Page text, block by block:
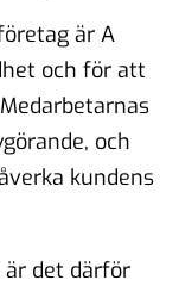
är A
och för att
och
kundens
är det därför